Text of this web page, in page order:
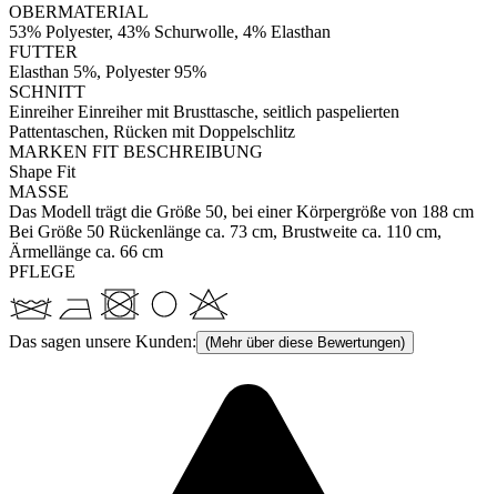
OBERMATERIAL
53% Polyester, 43% Schurwolle, 4% Elasthan
FUTTER
Elasthan 5%, Polyester 95%
SCHNITT
Einreiher Einreiher mit Brusttasche, seitlich paspelierten
Pattentaschen, Rücken mit Doppelschlitz
MARKEN FIT BESCHREIBUNG
Shape Fit
MASSE
Das Modell trägt die Größe 50, bei einer Körpergröße von 188 cm
Bei Größe 50 Rückenlänge ca. 73 cm, Brustweite ca. 110 cm,
Ärmellänge ca. 66 cm
PFLEGE
Das sagen unsere Kunden: (Mehr über diese Bewertungen)